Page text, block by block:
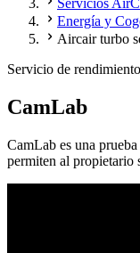
Servicios
Energía y
Aircair turbo
Servicio de
CamLab
CamLab es una
permiten al propietario